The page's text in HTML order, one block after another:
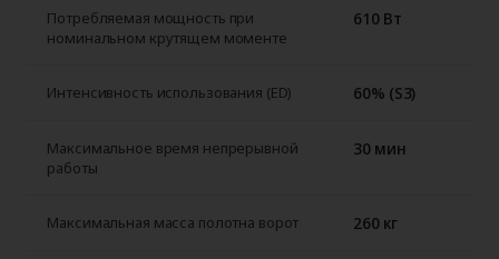
Потребляемая мощность при
номинальном крутящем моменте
610 Вт
Интенсивность использования (ED) 60% (S3)
Максимальное время непрерывной
работы
30 мин
Максимальная масса полотна ворот 260 кг